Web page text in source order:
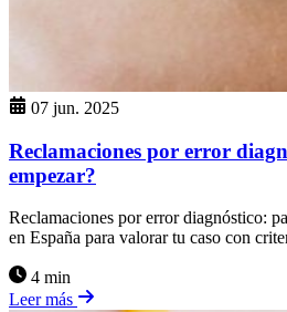
07 jun. 2025
Reclamaciones por error
empezar?
Reclamaciones por error diagnóstico:
en España para valorar tu caso con
4 min
Leer más